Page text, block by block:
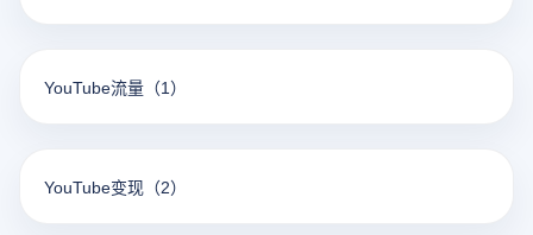
YouTube流量 （1）
YouTube变现 （2）